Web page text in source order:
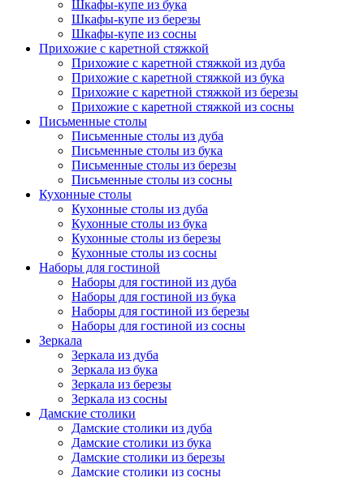
Шкафы-купе из бука
Шкафы-купе из березы
Шкафы-купе из сосны
Прихожие с каретной стяжкой
Прихожие с каретной стяжкой из дуба
Прихожие с каретной стяжкой из бука
Прихожие с каретной стяжкой из березы
Прихожие с каретной стяжкой из сосны
Письменные столы
Письменные столы из дуба
Письменные столы из бука
Письменные столы из березы
Письменные столы из сосны
Кухонные столы
Кухонные столы из дуба
Кухонные столы из бука
Кухонные столы из березы
Кухонные столы из сосны
Наборы для гостиной
Наборы для гостиной из дуба
Наборы для гостиной из бука
Наборы для гостиной из березы
Наборы для гостиной из сосны
Зеркала
Зеркала из дуба
Зеркала из бука
Зеркала из березы
Зеркала из сосны
Дамские столики
Дамские столики из дуба
Дамские столики из бука
Дамские столики из березы
Дамские столики из сосны